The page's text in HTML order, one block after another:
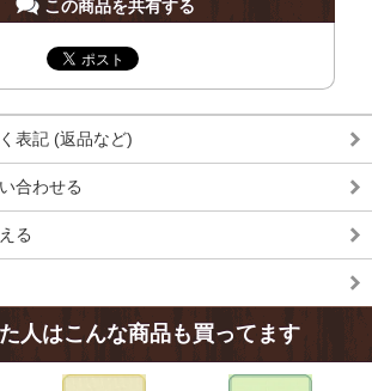
この商品を共有する
表記 (返品など)
合わせる
る
人はこんな商品も買ってます